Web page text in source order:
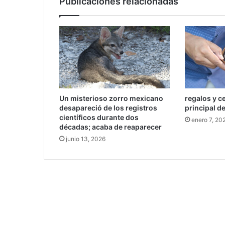
p
t
a
r
p
a
g
o
s
c
o
n
B
i
c
Un misterioso zorro mexicano
desapareció de los registros
científicos durante dos
décadas; acaba de reaparecer
junio 13, 2026
regalos y
principal
enero 7,